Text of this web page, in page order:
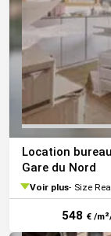
Location
Gare du Nord
Voir plus Size
548 € /